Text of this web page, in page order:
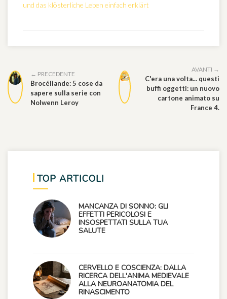
und das klösterliche Leben einfach erklärt
← PRECEDENTE
Brocéliande: 5 cose da
sapere sulla serie con
Nolwenn Leroy
AVANTI →
C'era una volta... questi
buffi oggetti: un nuovo
cartone animato su
France 4.
TOP ARTICOLI
MANCANZA DI SONNO: GLI
EFFETTI PERICOLOSI E
INSOSPETTATI SULLA TUA
SALUTE
CERVELLO E COSCIENZA: DALLA
RICERCA DELL'ANIMA MEDIEVALE
ALLA NEUROANATOMIA DEL
RINASCIMENTO